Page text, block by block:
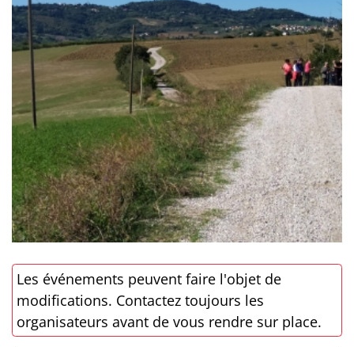
Les événements peuvent faire l'objet de
modifications. Contactez toujours les
organisateurs avant de vous rendre sur place.